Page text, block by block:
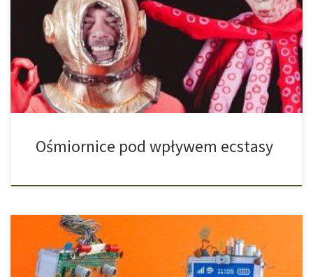
się okazało, ośmiornice przytulają się pod wpływem ecstasy.
Przytulanie zdaje się być głęboko zakorzenioną przez ewolucję
potrzebą. Ośmiornice wprawdzie z wyglądu mają mało
wspólnych cech z człowiekiem, ale reagują podobnie,jeśli poda
im […]
Ośmiornice pod wpływem ecstasy
Zespół badaczy ze Stanów Zjednoczonych zbadał sytuację wokół